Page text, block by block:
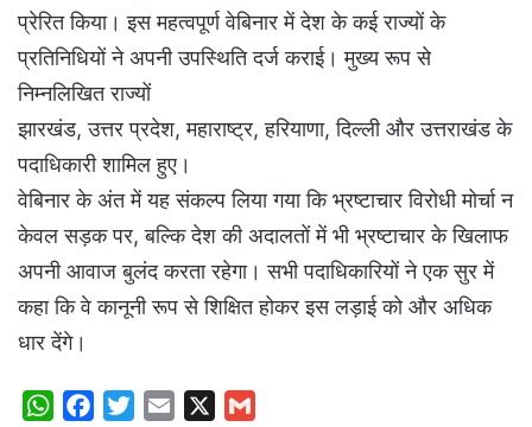
प्रेरित किया। ​​इस महत्वपूर्ण वेबिनार में देश के कई राज्यों के
प्रतिनिधियों ने अपनी उपस्थिति दर्ज कराई। मुख्य रूप से
निम्नलिखित राज्यों
​झारखंड, उत्तर प्रदेश, ​महाराष्ट्र, ​हरियाणा, ​दिल्ली और उत्तराखंड के
पदाधिकारी शामिल हुए।
वेबिनार के अंत में यह संकल्प लिया गया कि भ्रष्टाचार विरोधी मोर्चा न
केवल सड़क पर, बल्कि देश की अदालतों में भी भ्रष्टाचार के खिलाफ
अपनी आवाज बुलंद करता रहेगा। सभी पदाधिकारियों ने एक सुर में
कहा कि वे कानूनी रूप से शिक्षित होकर इस लड़ाई को और अधिक
धार देंगे।
W